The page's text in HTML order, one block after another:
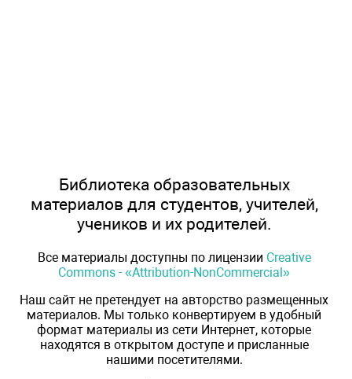
Библиотека образовательных
материалов для студентов, учителей,
учеников и их родителей.
Все материалы доступны по лицензии Creative
Commons - «Attribution-NonCommercial»
Наш сайт не претендует на авторство размещенных
материалов. Мы только конвертируем в удобный
формат материалы из сети Интернет, которые
находятся в открытом доступе и присланные
нашими посетителями.